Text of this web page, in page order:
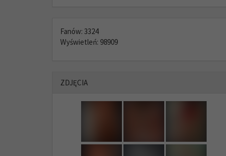
Fanów: 3324
Wyświetleń: 98909
ZDJĘCIA